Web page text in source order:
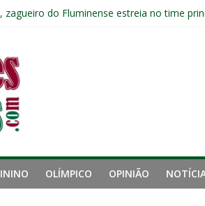
zagueiro do Fluminense estreia no time
escalação provável, arbitragem e
ajuda: Fluminense tem aproveitamento
OLÍMPICO OPINIÃO